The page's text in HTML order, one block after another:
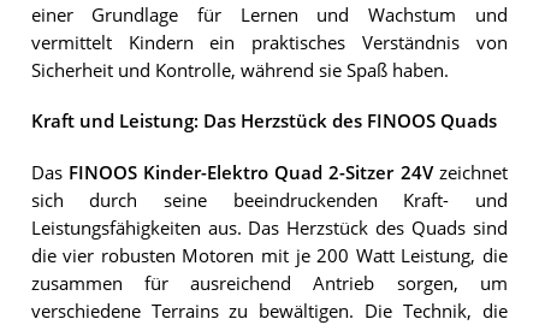
einer Grundlage für Lernen und Wachstum und
vermittelt Kindern ein praktisches Verständnis von
Sicherheit und Kontrolle, während sie Spaß haben.
Kraft und Leistung: Das Herzstück des FINOOS Quads
Das FINOOS Kinder-Elektro Quad 2-Sitzer 24Vzeichnet
sich durch seine beeindruckenden Kraft- und
Leistungsfähigkeiten aus. Das Herzstück des Quads sind
die vier robusten Motoren mit je 200 Watt Leistung, die
zusammen für ausreichend Antrieb sorgen, um
verschiedene Terrains zu bewältigen. Die Technik, die